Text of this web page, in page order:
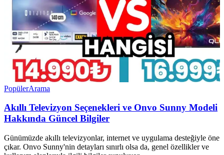
PopülerArama
Akıllı Televizyon Seçenekleri ve Onvo Sunny Modeli
Hakkında Güncel Bilgiler
Günümüzde akıllı televizyonlar, internet ve uygulama desteğiyle öne
çıkar. Onvo Sunny'nin detayları sınırlı olsa da, genel özellikler ve